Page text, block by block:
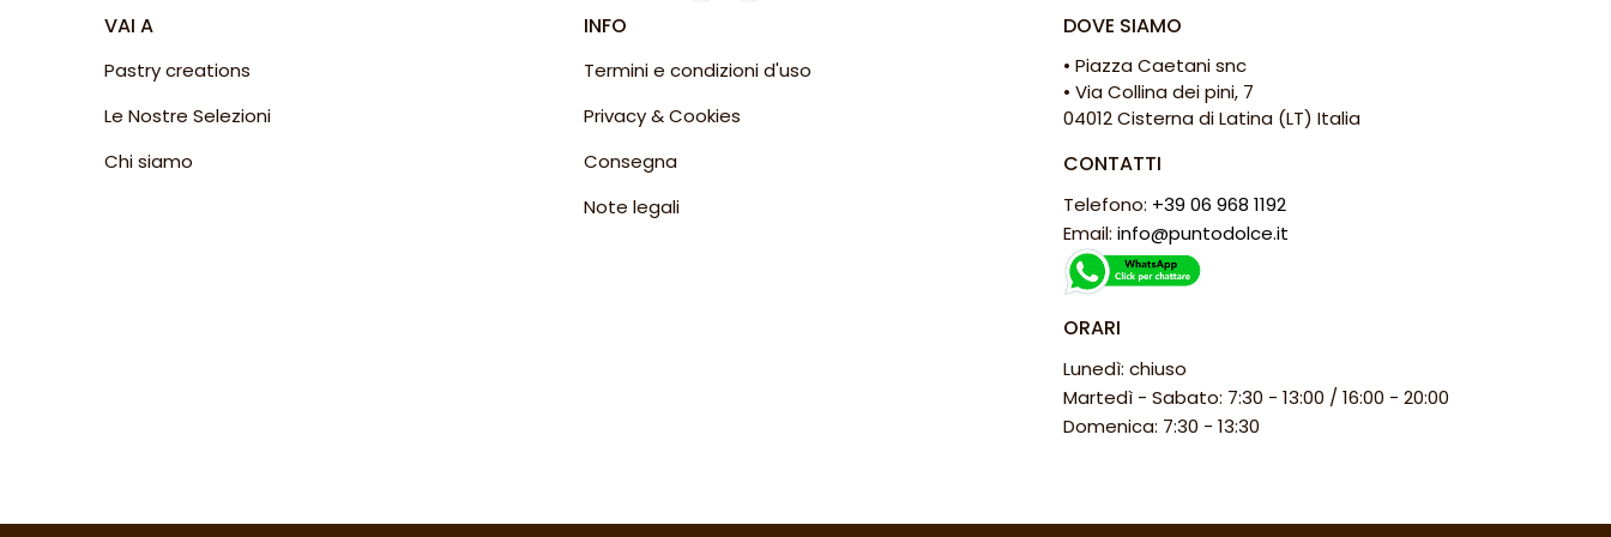
VAI A
Pastry creations
Le Nostre Selezioni
Chi siamo
INFO
Termini e condizioni d'uso
Privacy & Cookies
Consegna
Note legali
DOVE SIAMO
• Piazza Caetani snc
• Via Collina dei pini, 7
04012 Cisterna di Latina (LT) Italia
CONTATTI
Telefono: +39 06 968 1192
Email: info@puntodolce.it
ORARI
Lunedì: chiuso
Martedì - Sabato: 7:30 - 13:00 / 16:00 - 20:00
Domenica: 7:30 - 13:30